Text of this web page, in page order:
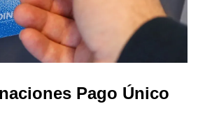
Pago Único